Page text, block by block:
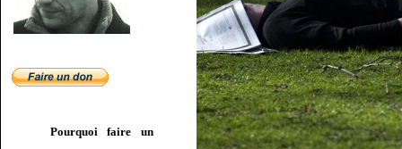
Pourquoi faire un